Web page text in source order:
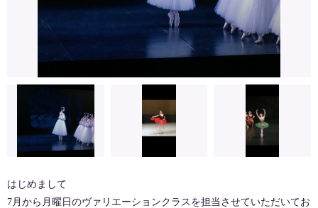
はじめまして
7月から月曜日のヴァリエーションクラスを担当させていただいてお